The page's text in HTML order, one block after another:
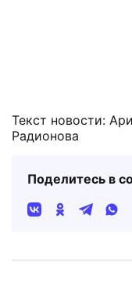
Текст новости:
Радионова
Поделитесь в